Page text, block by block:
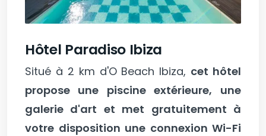
Hôtel Paradiso Ibiza
Situé à 2 km d'O Beach Ibiza, cet hôtel
propose une piscine extérieure,
une
galerie d'art et met gratuitement à
votre disposition une connexion Wi-Fi